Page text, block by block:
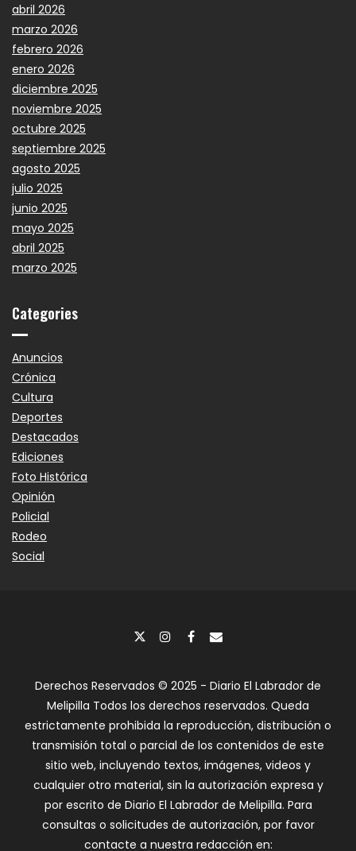
abril 2026
marzo 2026
febrero 2026
enero 2026
diciembre 2025
noviembre 2025
octubre 2025
septiembre 2025
agosto 2025
julio 2025
junio 2025
mayo 2025
abril 2025
marzo 2025
Categories
Anuncios
Crónica
Cultura
Deportes
Destacados
Ediciones
Foto Histórica
Opinión
Policial
Rodeo
Social
Derechos Reservados © 2025 - Diario El Labrador de
Melipilla Todos los derechos reservados. Queda
estrictamente prohibida la reproducción, distribución o
transmisión total o parcial de los contenidos de este
sitio web, incluyendo textos, imágenes, videos y
cualquier otro material, sin la autorización expresa y
por escrito de Diario El Labrador de Melipilla. Para
consultas o solicitudes de autorización, por favor
contacte a nuestra redacción en: